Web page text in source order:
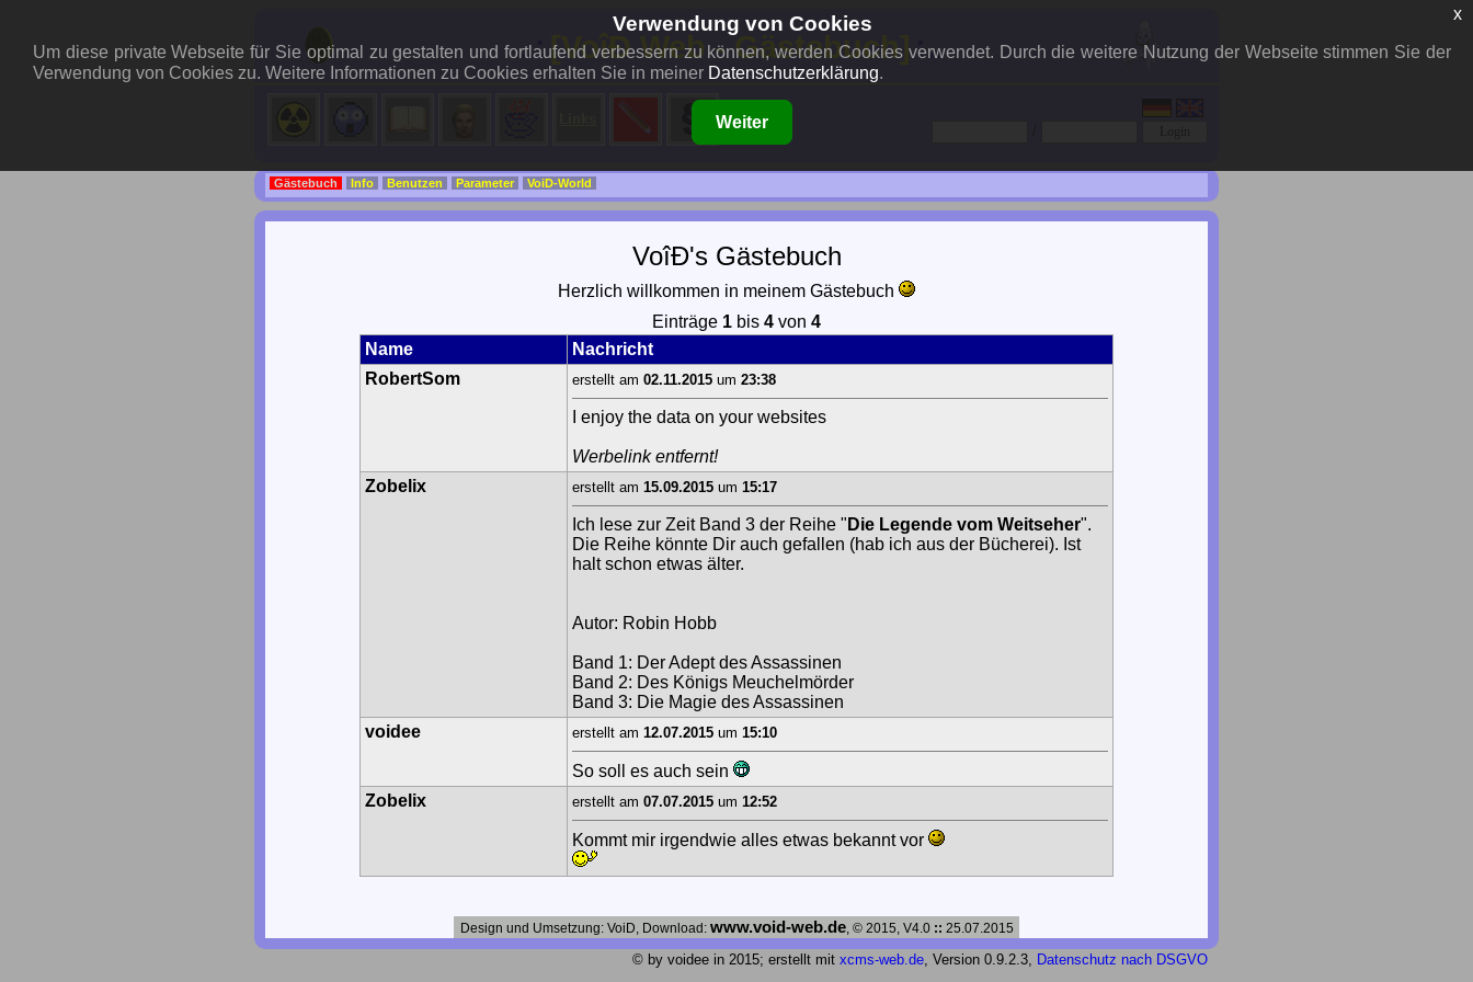
..:[VoîÐ Web - Gästebuch]:..
Gästebuch Info Benutzen Parameter VoiD-World
VoîÐ's Gästebuch
Herzlich willkommen in meinem Gästebuch
Einträge 1 bis 4 von 4
Name
Nachricht
RobertSom
erstellt am 02.11.2015 um 23:38
I enjoy the data on your websites
Werbelink entfernt!
Zobelix
erstellt am 15.09.2015 um 15:17
Ich lese zur Zeit Band 3 der Reihe " Die Legende vom Weitseher".
Die Reihe könnte Dir auch gefallen (hab ich aus der Bücherei). Ist
halt schon etwas älter.
Autor: Robin Hobb
Band 1: Der Adept des Assassinen
Band 2: Des Königs Meuchelmörder
Band 3: Die Magie des Assassinen
voidee
erstellt am 12.07.2015 um 15:10
So soll es auch sein
Zobelix
erstellt am 07.07.2015 um 12:52
Kommt mir irgendwie alles etwas bekannt vor
Design und Umsetzung: VoiD, Download: www.void-web.de, © 2015, V4.0 :: 25.07.2015
© by voidee in 2015; erstellt mit xcms-web.de, Version 0.9.2.3, Datenschutz nach DSGVO
Verwendung von Cookies
Um diese private Webseite für Sie optimal zu gestalten und fortlaufend verbessern zu können, werden Cookies verwendet. Durch die weitere Nutzung der Webseite stimmen Sie der
Verwendung von Cookies zu. Weitere Informationen zu Cookies erhalten Sie in meiner Datenschutzerklärung.
Weiter
x